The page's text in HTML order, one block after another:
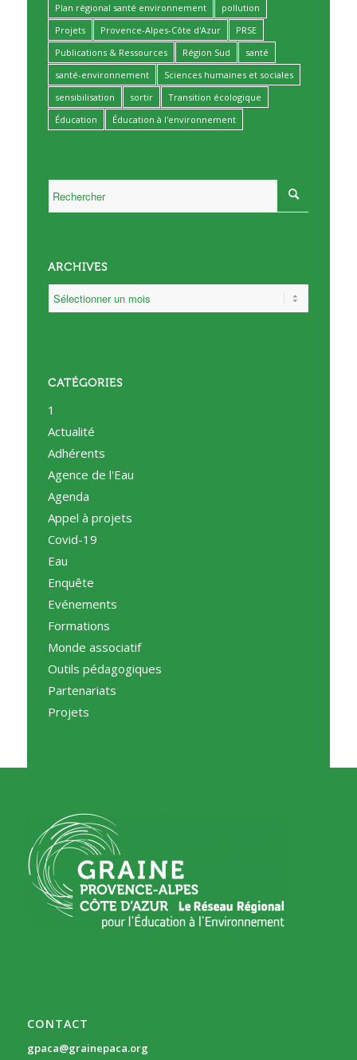
Plan régional santé environnement
pollution
Projets
Provence-Alpes-Côte d'Azur
PRSE
Publications & Ressources
Région Sud
santé
santé-environnement
Sciences humaines et sociales
sensibilisation
sortir
Transition écologique
Éducation
Éducation à l'environnement
ARCHIVES
CATÉGORIES
1
Actualité
Adhérents
Agence de l'Eau
Agenda
Appel à projets
Covid-19
Eau
Enquête
Evénements
Formations
Monde associatif
Outils pédagogiques
Partenariats
Projets
CONTACT
gpaca@grainepaca.org